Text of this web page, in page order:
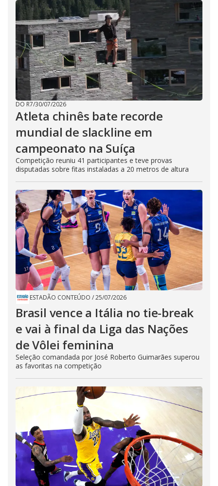
DO R7/30/07/2026
Atleta chinês bate recorde
mundial de slackline em
campeonato na Suíça
Competição reuniu 41 participantes e teve provas
disputadas sobre fitas instaladas a 20 metros de altura
ESTADÃO CONTEÚDO /25/07/2026
Brasil vence a Itália no tie-break
e vai à final da Liga das Nações
de Vôlei feminina
Seleção comandada por José Roberto Guimarães superou
as favoritas na competição